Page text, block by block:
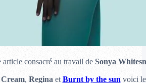
article consacré au travail de Sonya
, ReginaetBurnt by the sun voici